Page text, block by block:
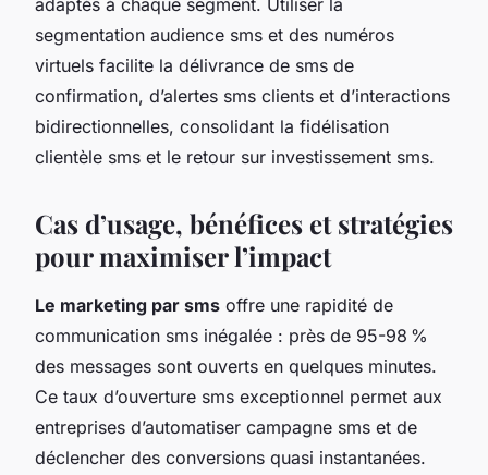
segmentation audience sms et des numéros
virtuels facilite la délivrance de sms de
confirmation, d’alertes sms clients et d’interactions
bidirectionnelles, consolidant la fidélisation
clientèle sms et le retour sur investissement sms.
Cas d’usage, bénéfices et stratégies
pour maximiser l’impact
Le marketing par sms offre une rapidité de
communication sms inégalée : près de 95-98 %
des messages sont ouverts en quelques minutes.
Ce taux d’ouverture sms exceptionnel permet aux
entreprises d’automatiser campagne sms et de
déclencher des conversions quasi instantanées.